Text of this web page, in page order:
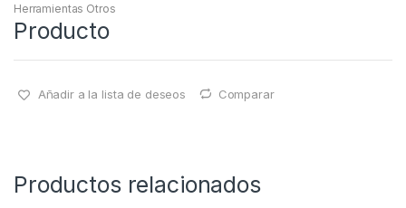
Herramientas Otros
Producto
Añadir a la lista de deseos Comparar
Productos relacionados